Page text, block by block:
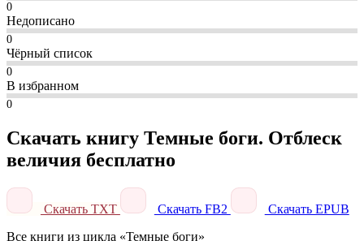
0
Недописано
0
Чёрный список
0
В избранном
0
Скачать книгу Темные боги. Отблеск
величия бесплатно
Скачать TXT Скачать FB2
Скачать EPUB
Все книги из цикла «Темные боги»